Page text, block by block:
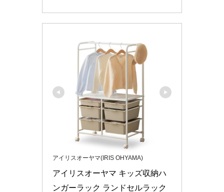
アイリスオーヤマ(IRIS OHYAMA)
アイリスオーヤマ キッズ収納ハ
ンガーラック ランドセルラック